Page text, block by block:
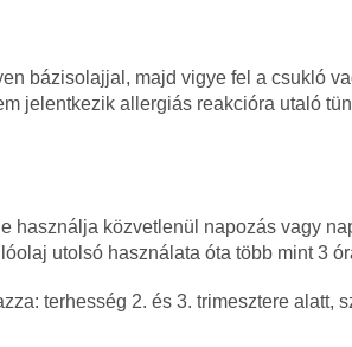
bázisolajjal, majd vigye fel a csukló
jelentkezik allergiás reakcióra utaló
használja közvetlenül napozás vagy
utolsó használata óta több mint 3
terhesség 2. és 3. trimesztere alatt,